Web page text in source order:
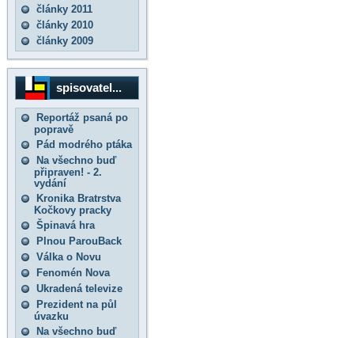
články 2011
články 2010
články 2009
spisovatel...
Reportáž psaná po
popravě
Pád modrého ptáka
Na všechno buď
připraven! - 2.
vydání
Kronika Bratrstva
Kočkovy pracky
Špinavá hra
Plnou ParouBack
Válka o Novu
Fenomén Nova
Ukradená televize
Prezident na půl
úvazku
Na všechno buď